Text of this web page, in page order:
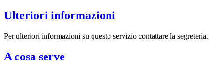
Ulteriori informazioni
Per ulteriori informazioni su questo servizio contattare la segreteria.
A cosa serve